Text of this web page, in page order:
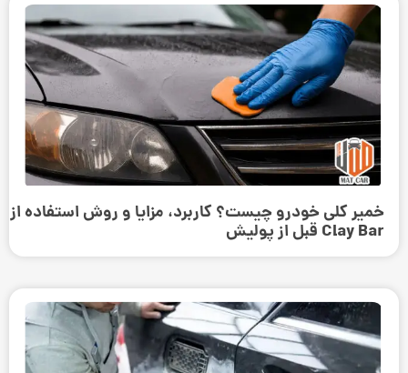
خمیر کلی خودرو چیست؟ کاربرد، مزایا و روش استفاده از
Clay Bar قبل از پولیش